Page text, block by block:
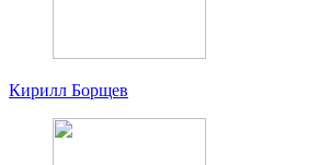
Кирилл Борщев